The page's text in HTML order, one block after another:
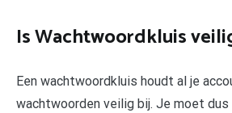
Is Wachtwoordkluis
Een wachtwoordkluis houdt al je
wachtwoorden veilig bij. Je moet